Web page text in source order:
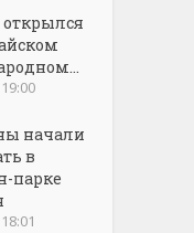
открылся
начали
в
парке